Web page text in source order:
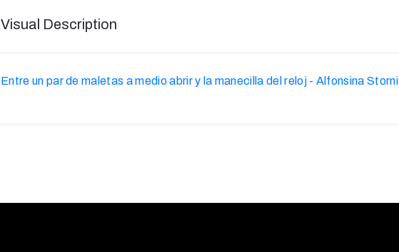
Visual Description
Entre un par de maletas a medio abrir y la manecilla del reloj - Alfonsina